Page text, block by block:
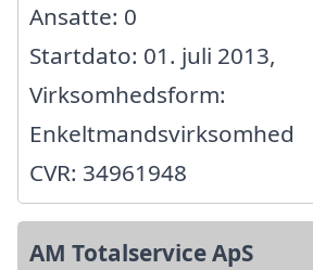
Ansatte: 0
Startdato: 01. juli 2013,
Virksomhedsform:
Enkeltmandsvirksomhed
CVR: 34961948
AM Totalservice ApS